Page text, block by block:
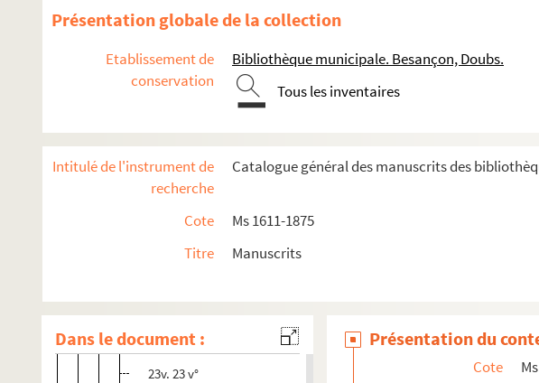
Présentation globale de la collection
Etablissement de
conservation
Bibliothèque municipale. Besançon, Doubs.
Tous les inventaires
Intitulé de l'instrument de
recherche
Catalogue général des manuscrits des
Cote
Ms 1611-1875
Titre
Manuscrits
Dans le document :
17. 17
18. 18
19v. 19 v°
20. 20
21v. 21 v°
22v. 22 v°
23. 23
23v. 23 v°
Présentation du
Cote